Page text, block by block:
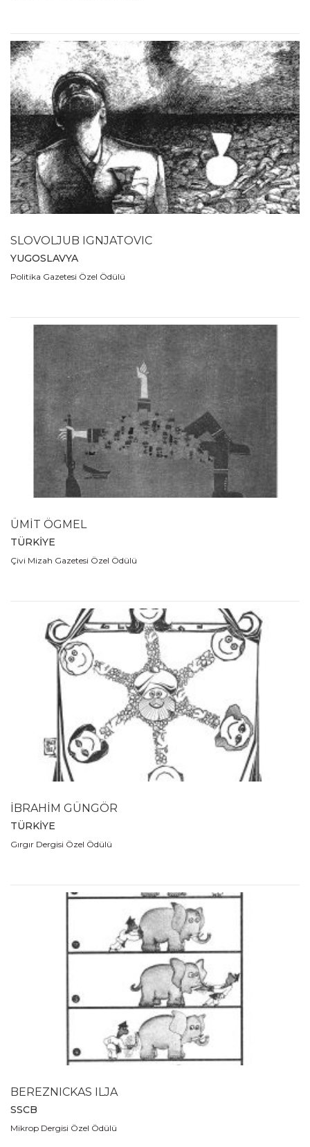
1975
1974
SLOVOLJUB IGNJATOVIC
YUGOSLAVYA
Politika Gazetesi Özel Ödülü
ÜMİT ÖGMEL
TÜRKİYE
Çivi Mizah Gazetesi Özel Ödülü
İBRAHİM GÜNGÖR
TÜRKİYE
Gırgır Dergisi Özel Ödülü
BEREZNICKAS ILJA
SSCB
Mikrop Dergisi Özel Ödülü